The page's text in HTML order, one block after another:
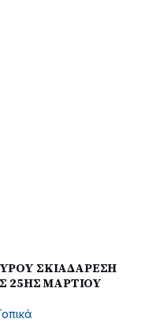
ΣΚΙΑΔΑΡΕΣΗ
25ΗΣ ΜΑΡΤΙΟΥ